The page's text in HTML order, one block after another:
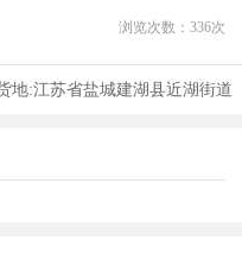
浏览次数： 336次
地:江苏省盐城建湖县近湖街道